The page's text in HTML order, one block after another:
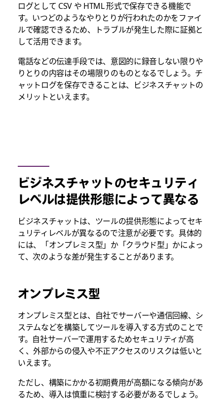
ログとして CSV や HTML 形式で保存できる機能で
す。いつどのようなやりとりが行われたのかをファイ
ルで確認できるため、トラブルが発生した際に証拠と
して活用できます。
電話などの伝達手段では、意図的に録音しない限りや
りとりの内容はその場限りのものとなるでしょう。チ
ャットログを保存できることは、ビジネスチャットの
メリットといえます。
ビジネスチャットのセキュリティ
レベルは提供形態によって異なる
ビジネスチャットは、ツールの提供形態によってセキ
ュリティレベルが異なるので注意が必要です。具体的
には、「オンプレミス型」か「クラウド型」かによっ
て、次のような差が発生することがあります。
オンプレミス型
オンプレミス型とは、自社でサーバーや通信回線、シ
ステムなどを構築してツールを導入する方式のことで
す。自社サーバーで運用するためセキュリティが高
く、外部からの侵入や不正アクセスのリスクは低いと
いえます。
ただし、構築にかかる初期費用が高額になる傾向があ
るため、導入は慎重に検討する必要があるでしょう。